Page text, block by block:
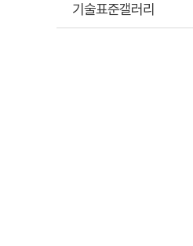
기술표준갤러리